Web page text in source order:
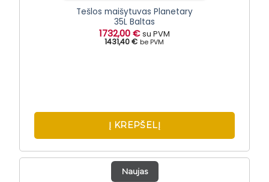
Tešlos maišytuvas Planetary
35L Baltas
1732,00€ su PVM
1431,40 € be PVM
Į KREPŠELĮ
Naujas